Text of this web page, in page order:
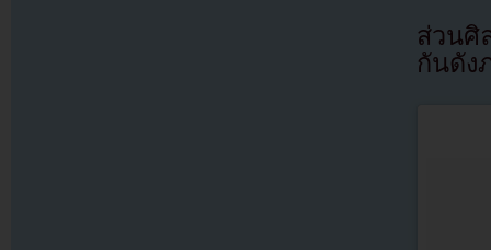
ส่วนศิ
กันดัง